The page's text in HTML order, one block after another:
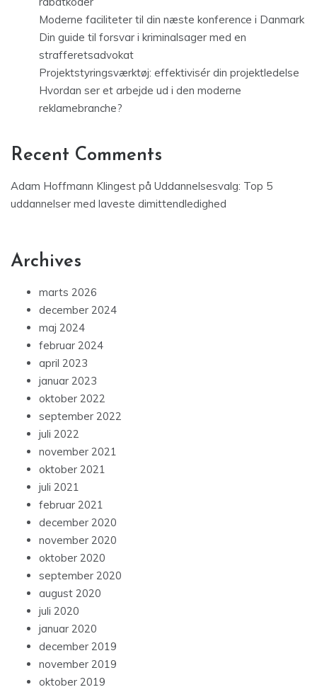
Moderne faciliteter til din næste konference i Danmark
Din guide til forsvar i kriminalsager med en
strafferetsadvokat
Projektstyringsværktøj: effektivisér din projektledelse
Hvordan ser et arbejde ud i den moderne
reklamebranche?
Recent Comments
Adam Hoffmann Klingest på Uddannelsesvalg: Top 5
uddannelser med laveste dimittendledighed
Archives
marts 2026
december 2024
maj 2024
februar 2024
april 2023
januar 2023
oktober 2022
september 2022
juli 2022
november 2021
oktober 2021
juli 2021
februar 2021
december 2020
november 2020
oktober 2020
september 2020
august 2020
juli 2020
januar 2020
december 2019
november 2019
oktober 2019